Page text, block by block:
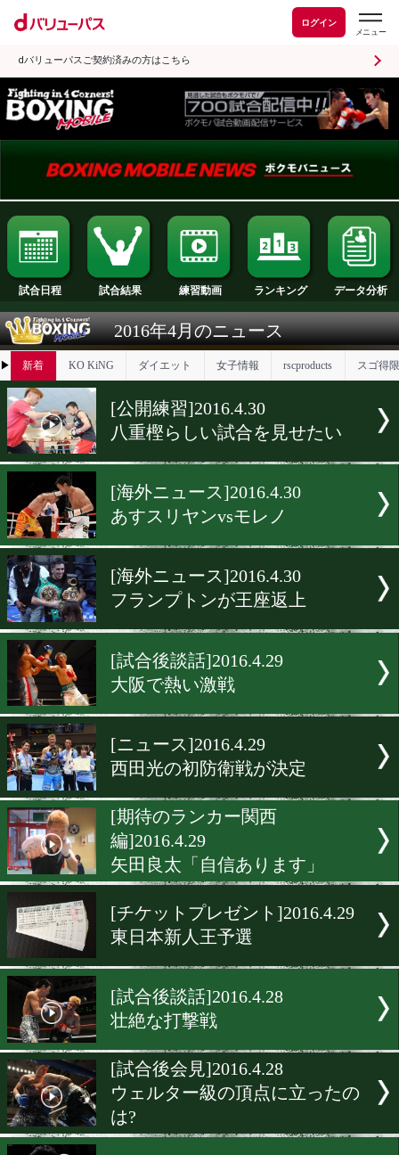
ログイン
dバリューパスご契約済みの方はこちら
試合日程 試合結果 練習動画 ランキング
2016年4月のニュース
▶ 新着 KO KiNG ダイエット 女子情報
[公開練習]2016.4.30
八重樫らしい試合を見せた
[海外ニュース]2016.4.30
[海外ニュース]2016.4.30
フランプトンが王座返上
[試合後談話]2016.4.29
大阪で熱い激戦
西田光の初防衛戦が決定
[期待のランカー関西
編]2016.4.29
[チケットプレゼント
東日本新人王予選